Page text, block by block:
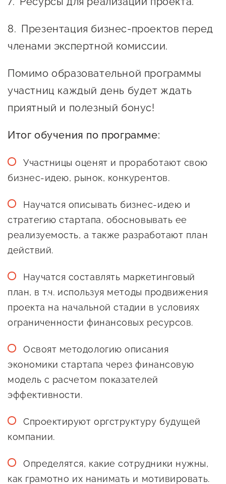
Презентация бизнес-проектов перед
членами экспертной комиссии.
Помимо образовательной программы
участниц каждый день будет ждать
приятный и полезный бонус!
Итог обучения по программе:
Участницы оценят и проработают свою
бизнес-идею, рынок, конкурентов.
Научатся описывать бизнес-идею и
стратегию стартапа, обосновывать ее
реализуемость, а также разработают план
действий.
Научатся составлять маркетинговый
план, в т.ч. используя методы продвижения
проекта на начальной стадии в условиях
ограниченности финансовых ресурсов.
Освоят методологию описания
экономики стартапа через финансовую
модель с расчетом показателей
эффективности.
Спроектируют оргструктуру будущей
компании.
Определятся, какие сотрудники нужны,
как грамотно их нанимать и мотивировать.